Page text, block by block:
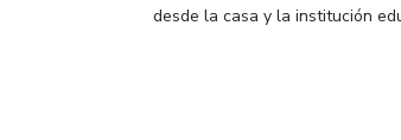
desde la casa y la institución